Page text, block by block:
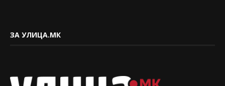
ЗА УЛИЦА.МК